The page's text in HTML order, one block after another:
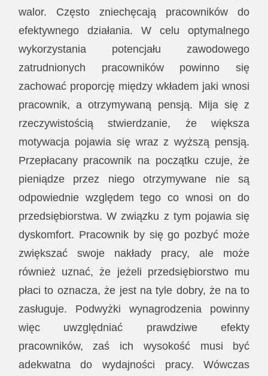
walor. Często zniechęcają pracowników do
efektywnego działania. W celu optymalnego
wykorzystania potencjału zawodowego
zatrudnionych pracowników powinno się
zachować proporcję między wkładem jaki wnosi
pracownik, a otrzymywaną pensją. Mija się z
rzeczywistością stwierdzanie, że większa
motywacja pojawia się wraz z wyższą pensją.
Przepłacany pracownik na początku czuje, że
pieniądze przez niego otrzymywane nie są
odpowiednie względem tego co wnosi on do
przedsiębiorstwa. W związku z tym pojawia się
dyskomfort. Pracownik by się go pozbyć może
zwiększać swoje nakłady pracy, ale może
również uznać, że jeżeli przedsiębiorstwo mu
płaci to oznacza, że jest na tyle dobry, że na to
zasługuje. Podwyżki wynagrodzenia powinny
więc uwzględniać prawdziwe efekty
pracowników, zaś ich wysokość musi być
adekwatna do wydajności pracy. Wówczas